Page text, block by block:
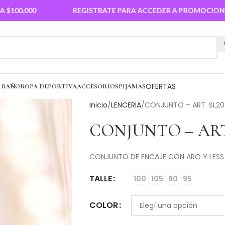
REGISTRATE PARA ACCEDER A PROMOCIONES
BAÑOROPA DEPORTIVAACCESORIOSPIJAMASOFERTAS
Inicio LENCERIA CONJUNTO – ART.
CONJUNTO –
CONJUNTO DE ENCAJE CON ARO Y LESS
TALLE 100 105 90 95
COLOR